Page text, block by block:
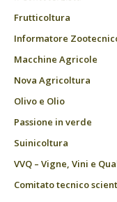
Frutticoltura
Informatore
Macchine Agricole
Nova Agricoltura
Olivo e Olio
Passione in verde
Suinicoltura
VVQ – Vigne, Vini e
Comitato tecnico